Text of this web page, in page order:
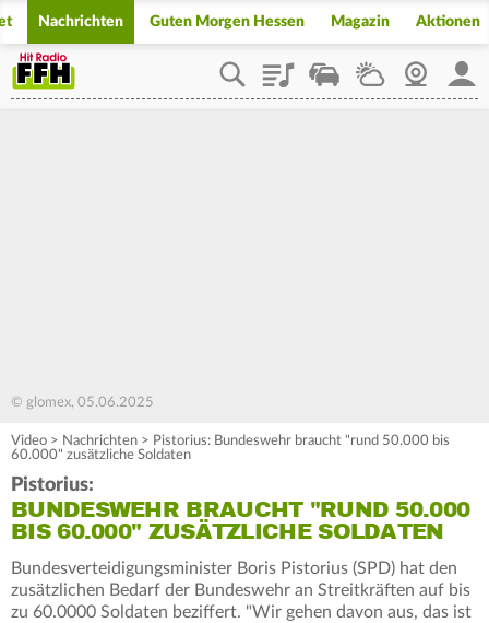
Nachrichten Guten Morgen Hessen Magazin Aktionen
PlaylistStaupilotWetterWebcam
© glomex, 05.06.2025
Video > Nachrichten > Pistorius: Bundeswehr braucht "rund 50.000 bis
60.000" zusätzliche Soldaten
Pistorius:
BUNDESWEHR BRAUCHT "RUND 50.000
BIS 60.000" ZUSÄTZLICHE SOLDATEN
Bundesverteidigungsminister Boris Pistorius (SPD) hat den
zusätzlichen Bedarf der Bundeswehr an Streitkräften auf bis
zu 60.0000 Soldaten beziffert. "Wir gehen davon aus, das ist